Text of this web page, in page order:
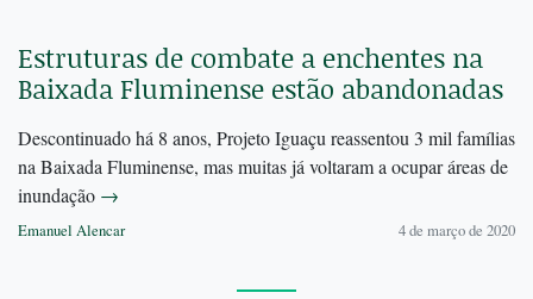
Estruturas de combate a enchentes na
Baixada Fluminense estão abandonadas
Descontinuado há 8 anos, Projeto Iguaçu reassentou 3 mil famílias
na Baixada Fluminense, mas muitas já voltaram a ocupar áreas de
inundação →
Emanuel Alencar 4 de março de 2020